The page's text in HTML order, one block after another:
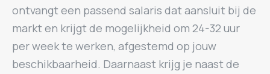
ontvangt een passend salaris dat aansluit bij de
markt en krijgt de mogelijkheid om 24-32 uur
per week te werken, afgestemd op jouw
beschikbaarheid. Daarnaast krijg je naast de